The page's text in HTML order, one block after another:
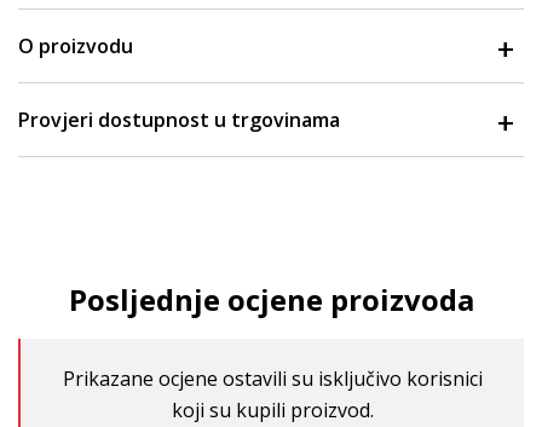
O proizvodu
Provjeri dostupnost u trgovinama
Posljednje ocjene proizvoda
Prikazane ocjene ostavili su isključivo korisnici
koji su kupili proizvod.